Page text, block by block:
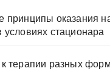
принципы оказания
стационара
терапии разных